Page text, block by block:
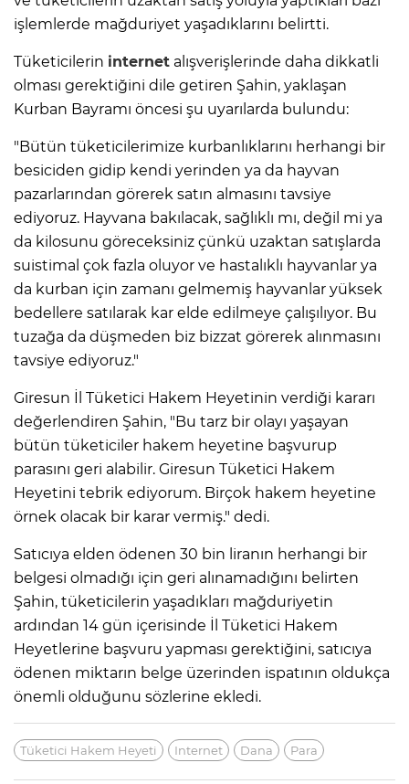
işlemlerde mağduriyet yaşadıklarını belirtti.
Tüketicilerin internet alışverişlerinde daha dikkatli
olması gerektiğini dile getiren Şahin, yaklaşan
Kurban Bayramı öncesi şu uyarılarda bulundu:
"Bütün tüketicilerimize kurbanlıklarını herhangi bir
besiciden gidip kendi yerinden ya da hayvan
pazarlarından görerek satın almasını tavsiye
ediyoruz. Hayvana bakılacak, sağlıklı mı, değil mi ya
da kilosunu göreceksiniz çünkü uzaktan satışlarda
suistimal çok fazla oluyor ve hastalıklı hayvanlar ya
da kurban için zamanı gelmemiş hayvanlar yüksek
bedellere satılarak kar elde edilmeye çalışılıyor. Bu
tuzağa da düşmeden biz bizzat görerek alınmasını
tavsiye ediyoruz."
Giresun İl Tüketici Hakem Heyetinin verdiği kararı
değerlendiren Şahin, "Bu tarz bir olayı yaşayan
bütün tüketiciler hakem heyetine başvurup
parasını geri alabilir. Giresun Tüketici Hakem
Heyetini tebrik ediyorum. Birçok hakem heyetine
örnek olacak bir karar vermiş." dedi.
Satıcıya elden ödenen 30 bin liranın herhangi bir
belgesi olmadığı için geri alınamadığını belirten
Şahin, tüketicilerin yaşadıkları mağduriyetin
ardından 14 gün içerisinde İl Tüketici Hakem
Heyetlerine başvuru yapması gerektiğini, satıcıya
ödenen miktarın belge üzerinden ispatının oldukça
önemli olduğunu sözlerine ekledi.
Tüketici Hakem Heyeti Internet Dana Para